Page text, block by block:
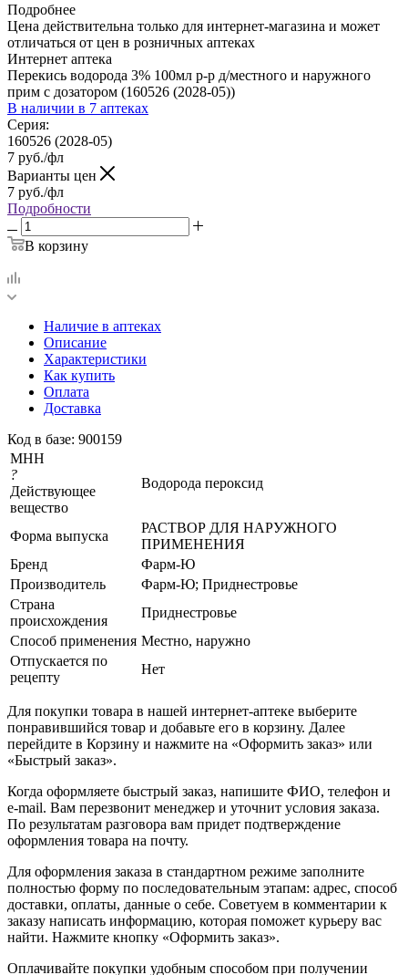
Подробнее
Цена действительна только для интернет-магазина и может
отличаться от цен в розничных аптеках
Интернет аптека
Перекись водорода 3% 100мл р-р д/местного и наружного
прим с дозатором (160526 (2028-05))
В наличии в 7 аптеках
Серия:
160526 (2028-05)
7 руб./фл
Варианты цен
7 руб./фл
Подробности
В корзину
Наличие в аптеках
Описание
Характеристики
Как купить
Оплата
Доставка
Код в базе: 900159
МНН
?
Действующее
вещество
Водорода пероксид
Форма выпуска
РАСТВОР ДЛЯ НАРУЖНОГО
ПРИМЕНЕНИЯ
Бренд
Фарм-Ю
Производитель
Фарм-Ю; Приднестровье
Страна
происхождения
Приднестровье
Способ применения Местно, наружно
Отпускается по
рецепту
Нет
Для покупки товара в нашей интернет-аптеке выберите
понравившийся товар и добавьте его в корзину. Далее
перейдите в Корзину и нажмите на «Оформить заказ» или
«Быстрый заказ».
Когда оформляете быстрый заказ, напишите ФИО, телефон и
e-mail. Вам перезвонит менеджер и уточнит условия заказа.
По результатам разговора вам придет подтверждение
оформления товара на почту.
Для оформления заказа в стандартном режиме заполните
полностью форму по последовательным этапам: адрес, способ
доставки, оплаты, данные о себе. Советуем в комментарии к
заказу написать информацию, которая поможет курьеру вас
найти. Нажмите кнопку «Оформить заказ».
Оплачивайте покупки удобным способом при получении